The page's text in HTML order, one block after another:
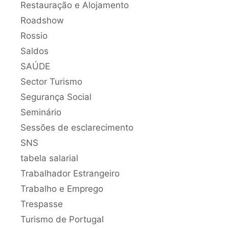
Restauração e Alojamento
Roadshow
Rossio
Saldos
SAÚDE
Sector Turismo
Segurança Social
Seminário
Sessões de esclarecimento
SNS
tabela salarial
Trabalhador Estrangeiro
Trabalho e Emprego
Trespasse
Turismo de Portugal